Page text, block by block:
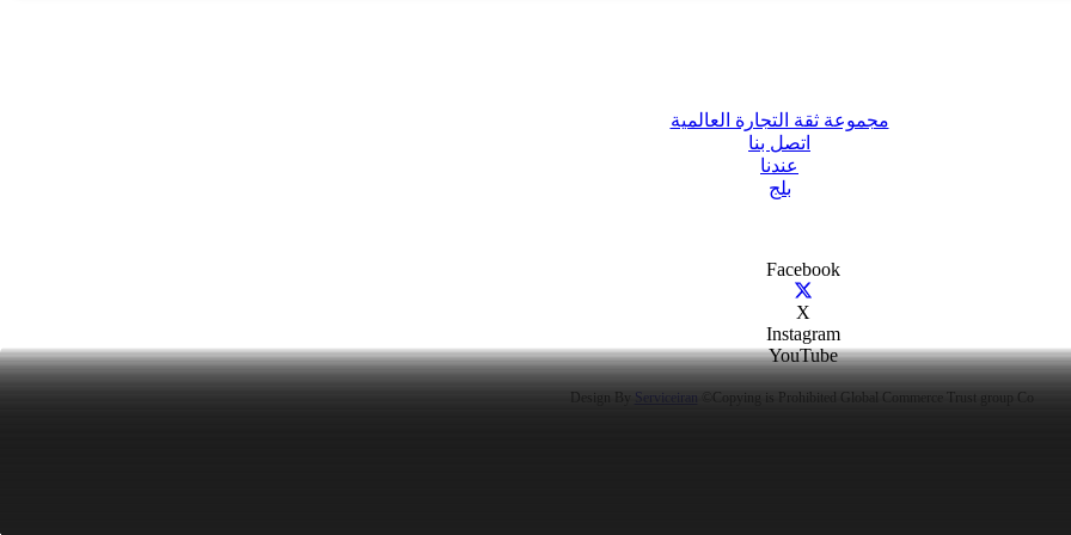
مجموعة ثقة التجارة العالمية
اتصل بنا
عندنا
بلج
Facebook
X
Instagram
YouTube
Serviceiran Copying is Prohibited Global Commerce Trust group Co